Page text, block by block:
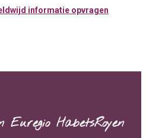
informatie opvragen
HabetsRoyen